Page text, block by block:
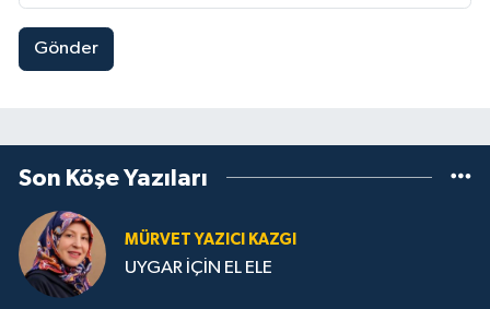
Gönder
Son Köşe Yazıları
MÜRVET YAZICI KAZGI
UYGAR İÇİN EL ELE